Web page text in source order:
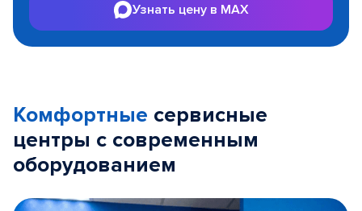
Узнать цену в MAX
Комфортные сервисные
центры с современным
оборудованием